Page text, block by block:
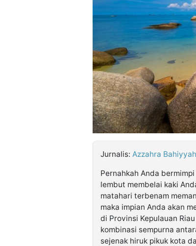
Jurnalis: Azzahra Bahiyyah
Pernahkah Anda
lembut membelai kaki
matahari terbenam
maka impian Anda akan
di Provinsi Kepulauan
kombinasi sempurna
sejenak hiruk pikuk kota